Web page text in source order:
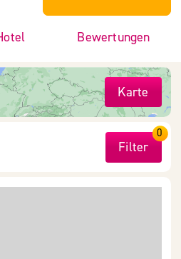
Bewertungen
Karte
Filter
0